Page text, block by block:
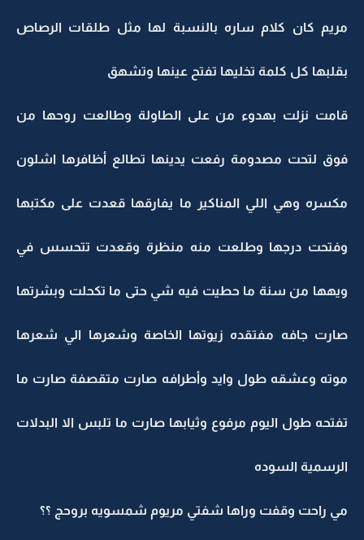
مريم كان كلام ساره بالنسبة لها مثل طلقات الرصاص
بقلبها كل كلمة تخليها تفتح عينها وتشهق
قامت نزلت بهدوء من على الطاولة وطالعت روحها من
فوق لتحت مصدومة رفعت يدينها تطالع أظافرها اشلون
مكسره وهي اللي المناكير ما يفارقها قعدت على مكتبها
وفتحت درجها وطلعت منه منظرة وقعدت تتحسس في
ويهها من سنة ما حطيت فيه شي حتى ما تكحلت وبشرتها
صارت جافه مفتقده زيوتها الخاصة وشعرها الي شعرها
موته وعشقه طول وايد وأطرافه صارت متقصفة صارت ما
تفتحه طول اليوم مرفوع وثيابها صارت ما تلبس الا البدلات
الرسمية السوده
مي راحت وقفت وراها شفتي مريوم شمسويه بروحج ؟؟